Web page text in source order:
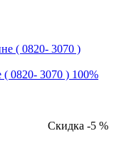
0820- 3070 ) 100%
Скидка -5 %